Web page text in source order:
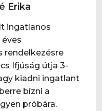
Erika
ingatlanos
rendelkezésre
Ifjúság útja 3-
kiadni ingatlant
bízni a
próbára.